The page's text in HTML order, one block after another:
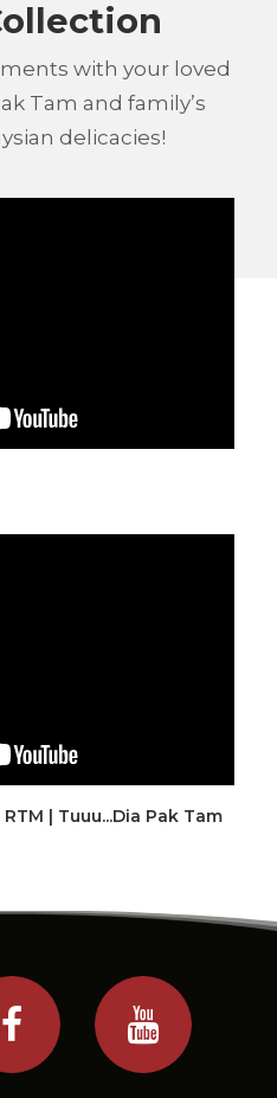
with your loved
Tam and family’s
delicacies!
| Tuuu...Dia Pak Tam